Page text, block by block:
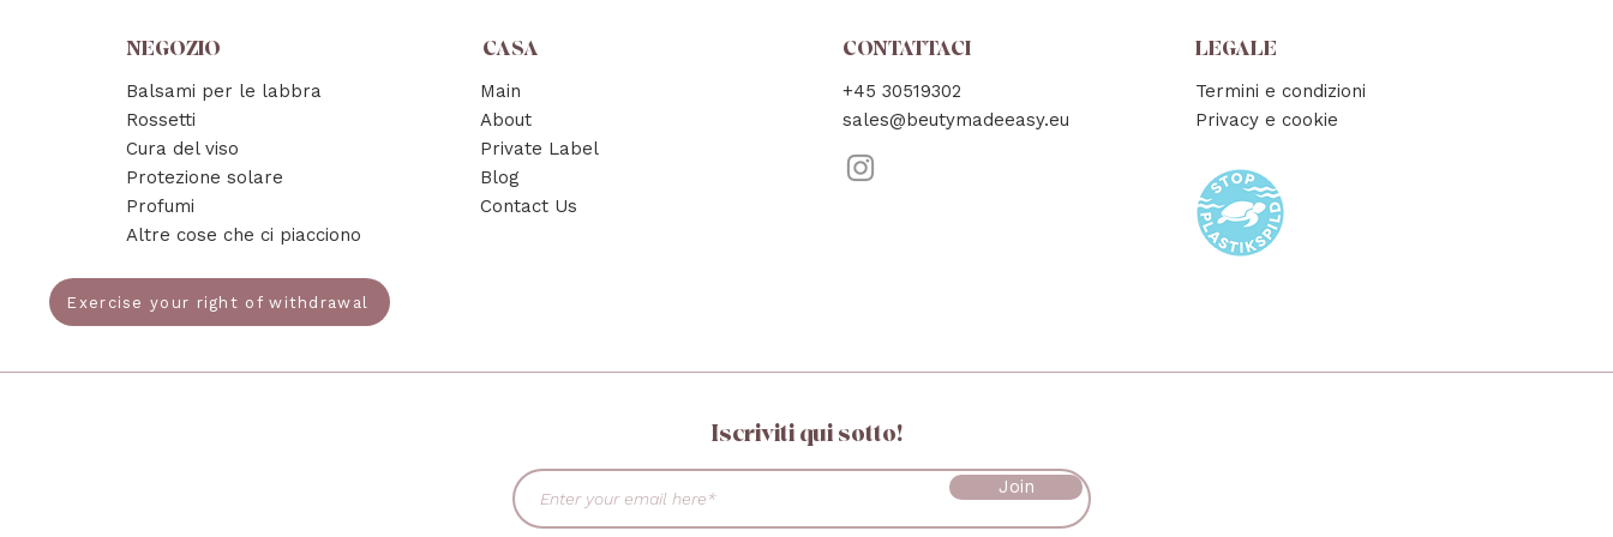
NEGOZIO
Balsami per le labbra
Rossetti
Cura del viso
Protezione solare
Profumi
Altre cose che ci piacciono
Exercise your right of withdrawal
CASA
Main
About
Private Label
Blog
Contact Us
CONTATTACI
+45 30519302
sales@beutymadeeasy.eu
LEGALE
Termini e condizioni
Privacy e cookie
Iscriviti qui sotto!
Join